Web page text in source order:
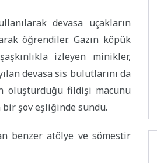
devasa uçakların
öğrendiler. Gazın köpük
izleyen minikler,
devasa sis bulutlarını da
oluşturduğu fildişi macunu
şov eşliğinde sundu.
benzer atölye ve sömestir